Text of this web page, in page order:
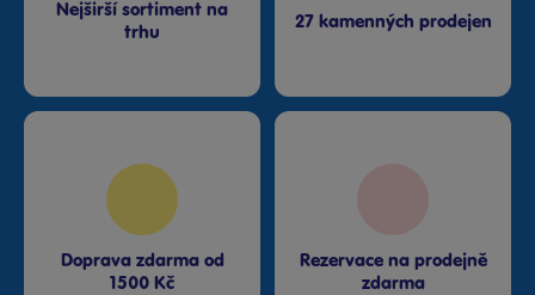
Nejširší sortiment na
trhu
27 kamenných prodejen
Doprava zdarma od
1500 Kč
Rezervace na prodejně
zdarma